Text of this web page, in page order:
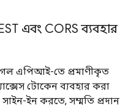
এবং CORS ব্যবহার
এপিআই-তে প্রমাণীকৃত
টোকেন ব্যবহার করা
ইন করতে, সম্মতি প্রদান